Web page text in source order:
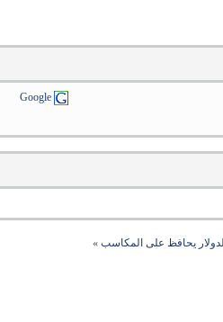
Google
يحافظ على المكاسب »